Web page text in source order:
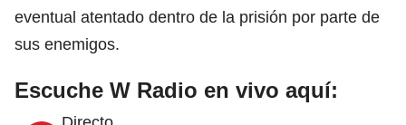
eventual atentado dentro de la prisión por parte de
sus enemigos.
Escuche W Radio en vivo aquí: